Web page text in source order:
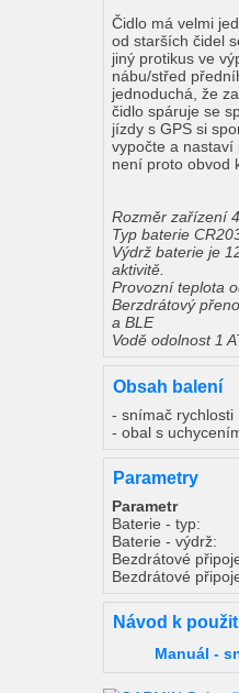
Čidlo má velmi
od starších čidel
jiný protikus ve
nábu/střed
jednoduchá, že
čidlo spáruje se
jízdy s GPS si
vypočte a nastaví
není proto obvod
Rozměr zařízení
Typ baterie
Výdrž baterie je
aktivitě.
Provozní teplota
Berzdrátový
a BLE
Vodě odolnost 1
Obsah balení
- snímač rychlosti
- obal s
Parametry
Parametr
Baterie - typ:
Baterie - výdrž:
Bezdrátové
Bezdrátové
Návod k
Manuál -